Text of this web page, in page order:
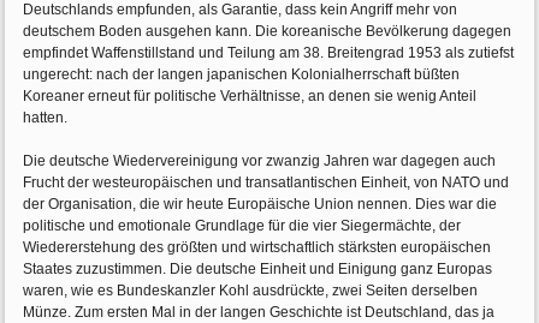
Deutschlands empfunden, als Garantie, dass kein Angriff mehr von
deutschem Boden ausgehen kann. Die koreanische Bevölkerung dagegen
empfindet Waffenstillstand und Teilung am 38. Breitengrad 1953 als zutiefst
ungerecht: nach der langen japanischen Kolonialherrschaft büßten
Koreaner erneut für politische Verhältnisse, an denen sie wenig Anteil
hatten.
Die deutsche Wiedervereinigung vor zwanzig Jahren war dagegen auch
Frucht der westeuropäischen und transatlantischen Einheit, von NATO und
der Organisation, die wir heute Europäische Union nennen. Dies war die
politische und emotionale Grundlage für die vier Siegermächte, der
Wiedererstehung des größten und wirtschaftlich stärksten europäischen
Staates zuzustimmen. Die deutsche Einheit und Einigung ganz Europas
waren, wie es Bundeskanzler Kohl ausdrückte, zwei Seiten derselben
Münze. Zum ersten Mal in der langen Geschichte ist Deutschland, das ja